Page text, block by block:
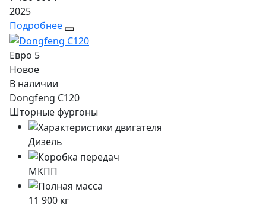
2025
Подробнее
Евро 5
Новое
В наличии
Dongfeng C120
Шторные фургоны
Дизель
МКПП
11 900 кг